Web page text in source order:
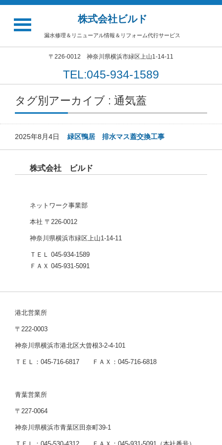
株式会社ビルド
漏水修理＆リニューアル情報＆リフォーム代行サービス
〒226-0012 神奈川県横浜市緑区上山1-14-11
TEL:045-934-1589
タグ別アーカイブ : 通気蓋
2025年8月4日 緑区鴨居 排水マス蓋交換工事
株式会社 ビルド
ネットワーク事業部
本社 〒226-0012
神奈川県横浜市緑区上山1-14-11
ＴＥＬ 045-934-1589
ＦＡＸ 045-931-5091
港北営業所
〒222-0003
神奈川県横浜市港北区大曾根3-2-4-101
ＴＥＬ：045-716-6817 ＦＡＸ：045-716-6818
青葉営業所
〒227-0064
神奈川県横浜市青葉区田奈町39-1